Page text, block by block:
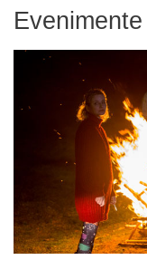
Evenimente